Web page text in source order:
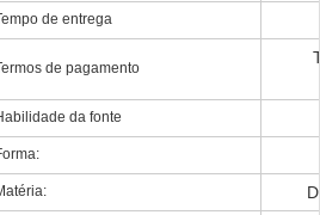
de entrega
de pagamento
da fonte